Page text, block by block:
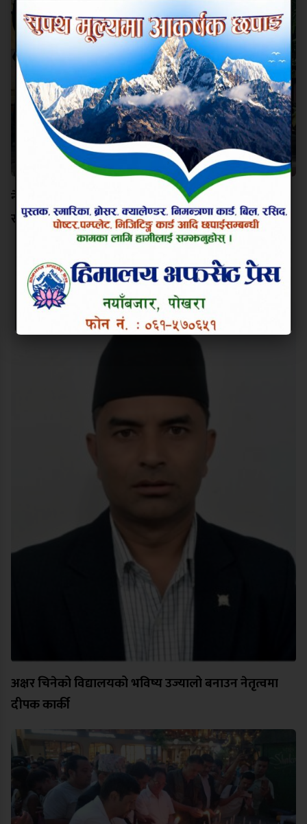
नेपालसँग श्रम सहकार्य विस्तार गर्न इजरायल इच्छुक छः
राजदूत बास
अक्षर चिनेको विद्यालयको भविष्य उज्यालो बनाउन नेतृत्वमा
दीपक कार्की